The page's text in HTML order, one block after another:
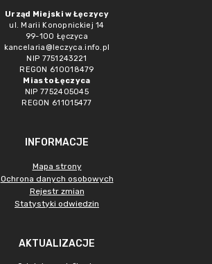
Urząd Miejski w Łęczycy
ul. Marii Konopnickiej 14
99-100 Łęczyca
kancelaria@leczyca.info.pl
NIP 7751243221
REGON 610018479
Miasto Łęczyca
NIP 7752405045
REGON 611015477
INFORMACJE
Mapa strony
Ochrona danych osobowych
Rejestr zmian
Statystyki odwiedzin
AKTUALIZACJE